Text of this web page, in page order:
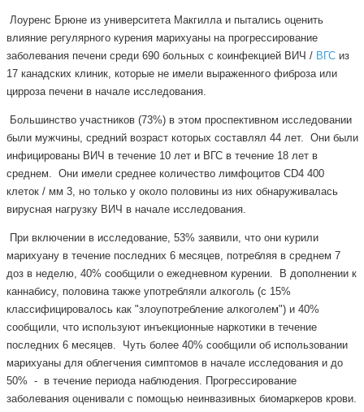
Лоуренс Брюне из университета Макгилла и пытались оценить
влияние регулярного курения марихуаны на прогрессирование
заболевания печени среди 690 больных с коинфекцией ВИЧ / ВГСиз
17 канадских клиник, которые не имели выраженного фиброза или
цирроза печени в начале исследования.
Большинство участников (73%) в этом проспективном исследовании
были мужчины, средний возраст которых составлял 44 лет. Они были
инфицированы ВИЧ в течение 10 лет и ВГС в течение 18 лет в
среднем. Они имели среднее количество лимфоцитов CD4 400
клеток / мм 3, но только у около половины из них обнаруживалась
вирусная нагрузку ВИЧ в начале исследования.
При включении в исследование, 53% заявили, что они курили
марихуану в течение последних 6 месяцев, потребляя в среднем 7
доз в неделю, 40% сообщили о ежедневном курении. В дополнении к
каннабису, половина также употребляли алкоголь (с 15%
классифицировалось как "злоупотребление алкоголем") и 40%
сообщили, что используют инъекционные наркотики в течение
последних 6 месяцев. Чуть более 40% сообщили об использовании
марихуаны для облегчения симптомов в начале исследования и до
50% - в течение периода наблюдения. Прогрессирование
заболевания оценивали с помощью неинвазивных биомаркеров крови.